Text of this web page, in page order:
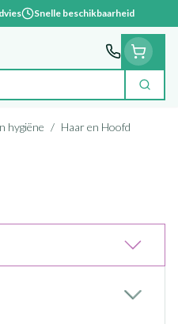
Snelle beschikbaarheid
Zoek
hygiëne / Haar en Hoofd